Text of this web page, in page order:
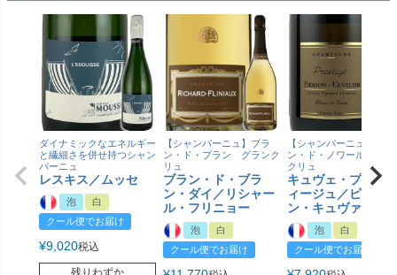
ダイナミックなエネルギー
と繊細さを併せ持つシャン
パーニュ
レスキス／ムッセ
泡
白
クール便でお届け
¥9,020税込
残りわずか
【シャンパーニュ】ブラ
ン・ド・ブラン グランク
リュ
ブラン・ド・ブラ
ン・ダイ／リシャー
ル・フリニョー
泡
白
クール便でお届け
【シャンパーニュ】ブラ
ン・ド・ノワール グラ
クリュ
キュヴェ・プレス
ィージュ／ピエル
ン・キュヴァリエ
泡
白
クール便でお届け